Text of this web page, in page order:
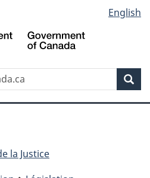
au
contenu
propos
de
la
HTML
simplifiée
English
la Justice